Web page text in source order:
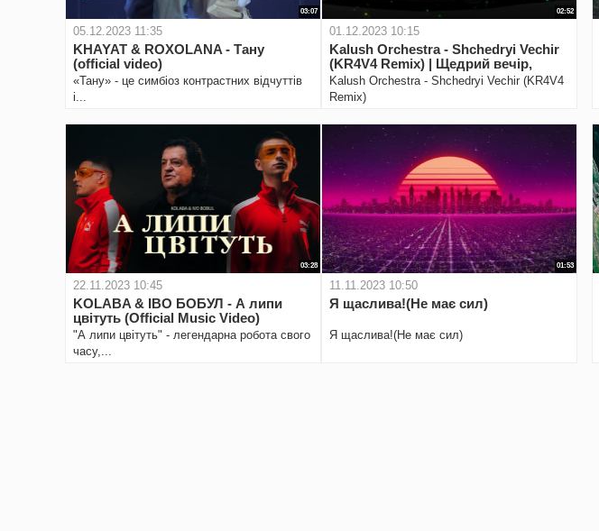
03:07
05.12.2023 11:35
KHAYAT & ROXOLANA - Тану
(official video)
«Тану» - це симбіоз контрастних відчуттів
і...
02:52
01.12.2023 10:15
Kalush Orchestra - Shchedryi Vechir
(KR4V4 Remix) | Щедрий вечiр,
добрий вечiр
Kalush Orchestra - Shchedryi Vechir (KR4V4
Remix)
03:28
22.11.2023 10:45
KOLABA & ІВО БОБУЛ - А липи
цвітуть (Official Music Video)
"А липи цвітуть" - легендарна робота свого
часу,...
01:53
11.11.2023 10:50
Я щаслива!(Не має сил)
Я щаслива!(Не має сил)